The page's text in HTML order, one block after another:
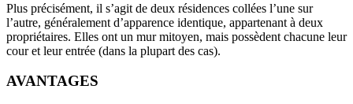
Plus précisément, il s’agit de deux résidences collées l’une sur
l’autre, généralement d’apparence identique, appartenant à deux
propriétaires. Elles ont un mur mitoyen, mais possèdent chacune leur
cour et leur entrée (dans la plupart des cas).
AVANTAGES